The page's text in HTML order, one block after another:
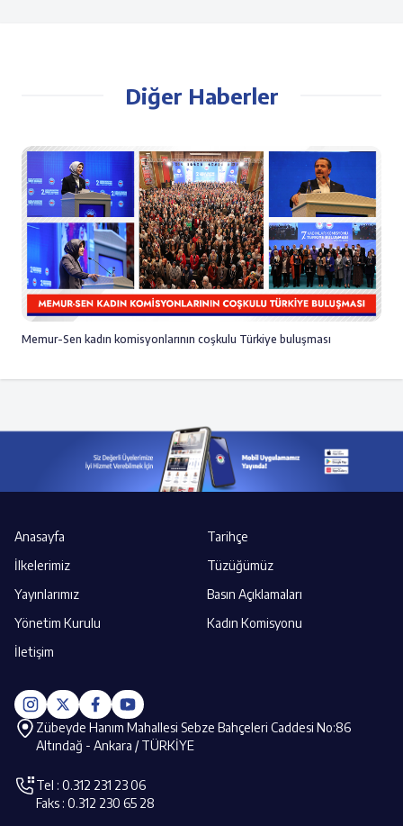
Diğer Haberler
Memur-Sen kadın komisyonlarının coşkulu Türkiye buluşması
Anasayfa
Tarihçe
İlkelerimiz
Tüzüğümüz
Yayınlarımız
Basın Açıklamaları
Yönetim Kurulu
Kadın Komisyonu
İletişim
Zübeyde Hanım Mahallesi Sebze Bahçeleri Caddesi No:86
Altındağ - Ankara / TÜRKİYE
Tel : 0.312 231 23 06
Faks : 0.312 230 65 28